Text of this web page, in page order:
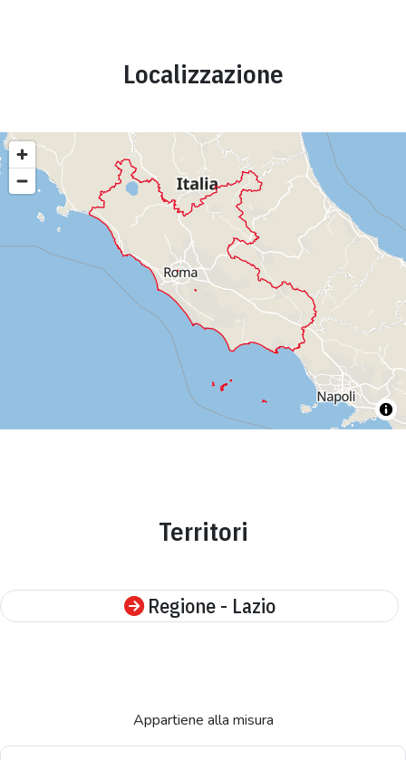
Localizzazione
Territori
Regione - Lazio
Appartiene alla misura